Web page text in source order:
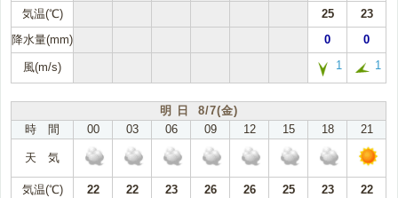
気温(℃) 25
23
降水量(mm)
0 0
風(m/s) 1 1
明 日 8/7(金)
時 間
00 03 06 09 12 15 18 21
天 気
気温(℃) 22 22 23 26 26 25 23
22